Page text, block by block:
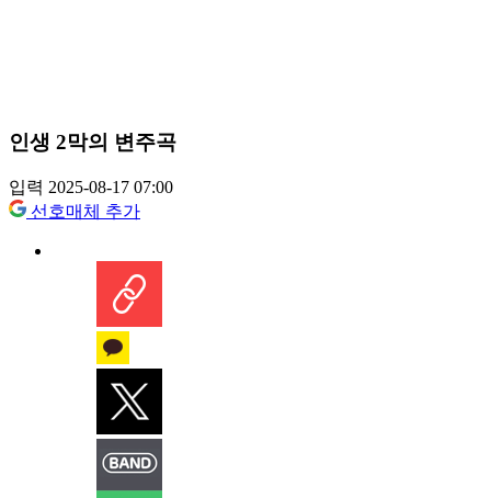
인생 2막의 변주곡
입력 2025-08-17 07:00
선호매체 추가